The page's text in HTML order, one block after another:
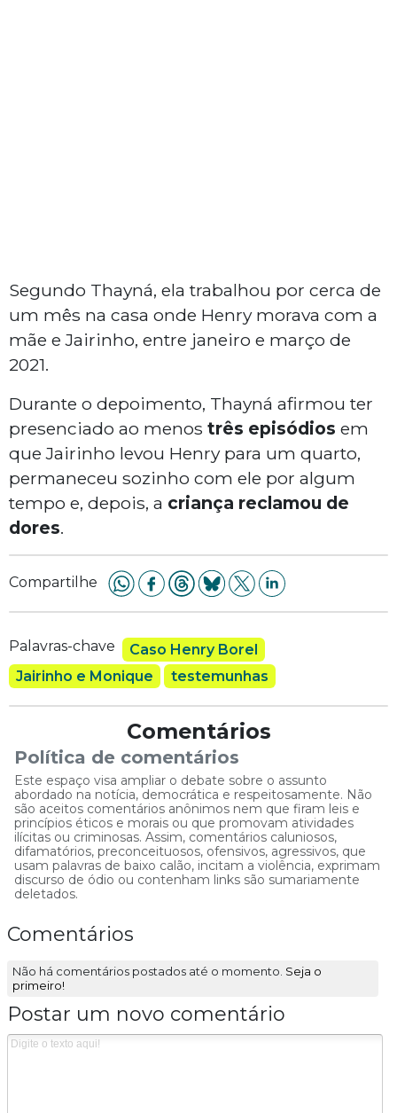
Segundo Thayná, ela trabalhou por cerca de
um mês na casa onde Henry morava com a
mãe e Jairinho, entre janeiro e março de
2021.
Durante o depoimento, Thayná afirmou ter
presenciado ao menos três episódios em
que Jairinho levou Henry para um quarto,
permaneceu sozinho com ele por algum
tempo e, depois, a criança reclamou de
dores.
Compartilhe
Palavras-chave
Caso Henry Borel
Jairinho e Monique
testemunhas
Comentários
Política de comentários
Este espaço visa ampliar o debate sobre o assunto
abordado na notícia, democrática e respeitosamente. Não
são aceitos comentários anônimos nem que firam leis e
princípios éticos e morais ou que promovam atividades
ilícitas ou criminosas. Assim, comentários caluniosos,
difamatórios, preconceituosos, ofensivos, agressivos, que
usam palavras de baixo calão, incitam a violência, exprimam
discurso de ódio ou contenham links são sumariamente
deletados.
Comentários
Não há comentários postados até o momento. Seja o
primeiro!
Postar um novo comentário